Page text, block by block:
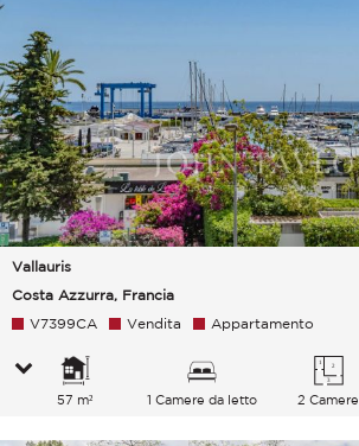
Vallauris
Costa Azzurra, Francia
V7399CA Vendita Appartamento
57 m² 1 Camere da letto 2 Camere